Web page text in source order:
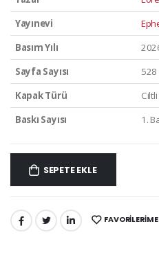
Yayınevi
Basım Yılı
Sayfa Sayısı
528
Kapak Türü
Ciltli
Baskı Sayısı
1.
SEPETE EKLE
PAYLAŞ: FAVORILERIME